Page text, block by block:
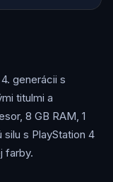
generácii s
titulmi a
8 GB RAM, 1
silu s PlayStation 4
farby.